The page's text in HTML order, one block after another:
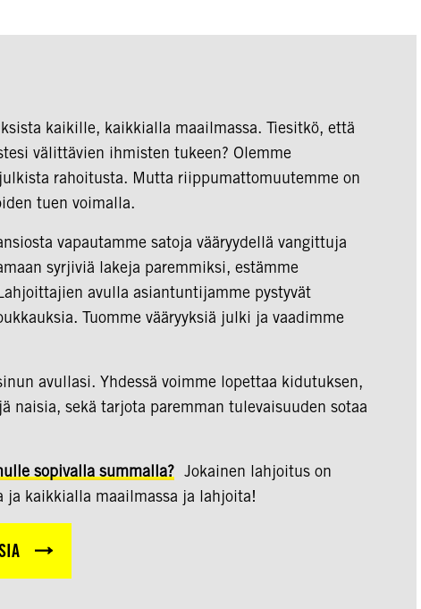
kaikille, kaikkialla maailmassa. Tiesitkö, että
välittävien ihmisten tukeen? Olemme
rahoitusta. Mutta riippumattomuutemme on
tuen voimalla.
vapautamme satoja vääryydellä vangittuja
syrjiviä lakeja paremmiksi, estämme
avulla asiantuntijamme pystyvät
Tuomme vääryyksiä julki ja vaadimme
avullasi. Yhdessä voimme lopettaa kidutuksen,
naisia, sekä tarjota paremman tulevaisuuden sotaa
sopivalla summalla? Jokainen lahjoitus on
ja kaikkialla maailmassa ja lahjoita!